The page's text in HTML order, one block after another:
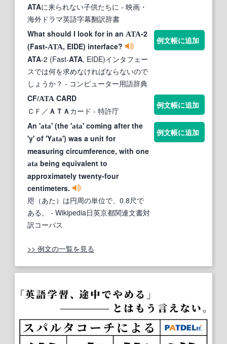
ATAに来られない子供たちに - 映画・
海外ドラマ英語字幕翻訳辞書
What should I look for in an ATA-2
(Fast-ATA, EIDE) interface?
ATA-2 (Fast-ATA, EIDE)インタフェー
スでは何を求めなければならないので
しょうか？ - コンピューター用語辞典
例文帳に追加
CF/ATA CARD
ＣＦ／ ＡＴＡカード - 特許庁
例文帳に追加
An 'ata' (the 'ata' coming after the
'y' of 'Yata') was a unit for
measuring circumference, with one
ata being equivalent to
approximately twenty-four
centimeters.
咫（あた）は円周の単位で、0.8尺で
ある。
- Wikipedia日英京都関連文書対
訳コーパス
例文帳に追加
>> 例文の一覧を見る